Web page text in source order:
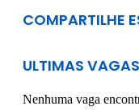
COMPARTILHE
ULTIMAS
Nenhuma vaga